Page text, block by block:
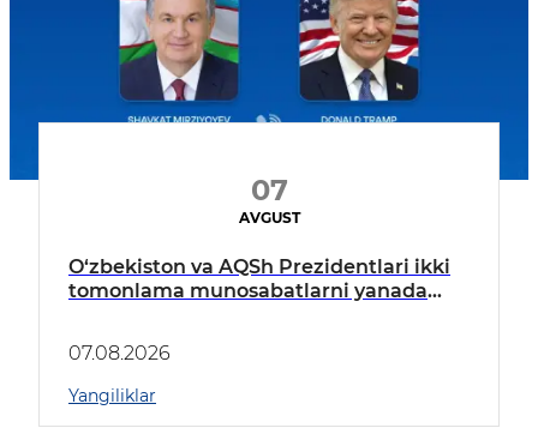
07
AVGUST
O‘zbekiston va AQSh Prezidentlari ikki
tomonlama munosabatlarni yanada
07.08.2026
Yangiliklar